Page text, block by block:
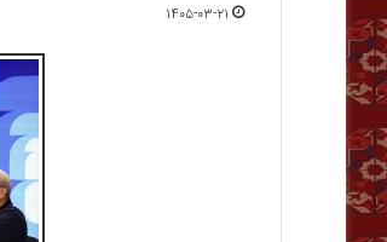
۱۴۰۵-۰۳-۲۱